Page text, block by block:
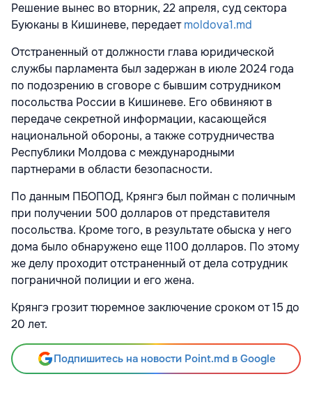
Решение вынес во вторник, 22 апреля, суд сектора
Буюканы в Кишиневе, передаетmoldova1.md
Отстраненный от должности глава юридической
службы парламента был задержан в июле 2024 года
по подозрению в сговоре с бывшим сотрудником
посольства России в Кишиневе. Его обвиняют в
передаче секретной информации, касающейся
национальной обороны, а также сотрудничества
Республики Молдова с международными
партнерами в области безопасности.
По данным ПБОПОД, Крянгэ был пойман с поличным
при получении 500 долларов от представителя
посольства. Кроме того, в результате обыска у него
дома было обнаружено еще 1100 долларов. По этому
же делу проходит отстраненный от дела сотрудник
пограничной полиции и его жена.
Крянгэ грозит тюремное заключение сроком от 15 до
20 лет.
Подпишитесь на новости Point.md в Google